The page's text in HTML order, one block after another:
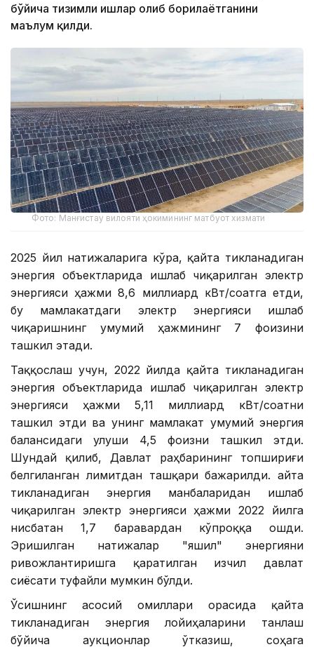
бўйича тизимли ишлар олиб борилаётганини
маълум қилди.
Фото: Манғистау вилояти ҳокимининг матбуот хизмати
2025 йил натижаларига кўра, қайта тикланадиган
энергия объектларида ишлаб чиқарилган электр
энергияси ҳажми 8,6 миллиард кВт/соатга етди,
бу мамлакатдаги электр энергияси ишлаб
чиқаришнинг умумий ҳажмининг 7 фоизини
ташкил этади.
Таққослаш учун, 2022 йилда қайта тикланадиган
энергия объектларида ишлаб чиқарилган электр
энергияси ҳажми 5,11 миллиард кВт/соатни
ташкил этди ва унинг мамлакат умумий энергия
балансидаги улуши 4,5 фоизни ташкил этди.
Шундай қилиб, Давлат раҳбарининг топшириғи
белгиланган лимитдан ташқари бажарилди. Қайта
тикланадиган энергия манбаларидан ишлаб
чиқарилган электр энергияси ҳажми 2022 йилга
нисбатан 1,7 баравардан кўпроққа ошди.
Эришилган натижалар "яшил" энергияни
ривожлантиришга қаратилган изчил давлат
сиёсати туфайли мумкин бўлди.
Ўсишнинг асосий омиллари орасида қайта
тикланадиган энергия лойиҳаларини танлаш
бўйича аукционлар ўтказиш, соҳага